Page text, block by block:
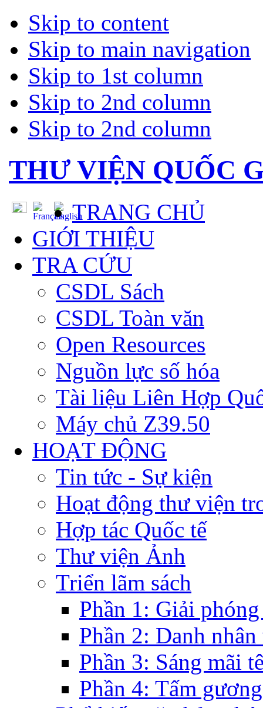
Skip to content
Skip to main navigation
Skip to 1st column
Skip to 2nd column
Skip to 2nd column
THƯ VIỆN QUỐC
TRANG CHỦ
GIỚI THIỆU
TRA CỨU
CSDL Sách
CSDL Toàn văn
Open Resources
Nguồn lực số hóa
Tài liệu Liên Hợp
Máy chủ Z39.50
HOẠT ĐỘNG
Tin tức - Sự kiện
Hoạt động thư viện
Hợp tác Quốc tế
Thư viện Ảnh
Triển lãm sách
Phần 1: Giải
Phần 2: Danh nhân
Phần 3: Sáng mãi
Phần 4: Tấm